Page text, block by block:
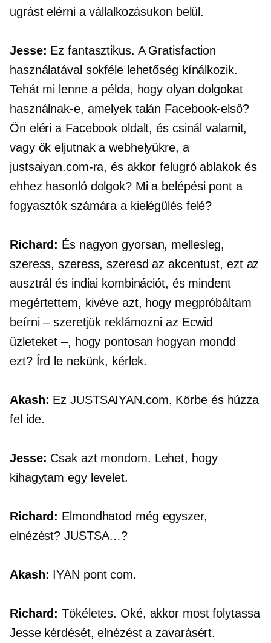
ugrást elérni a vállalkozásukon belül.
Jesse: Ez fantasztikus. A Gratisfaction
használatával sokféle lehetőség kínálkozik.
Tehát mi lenne a példa, hogy olyan dolgokat
használnak-e, amelyek talán Facebook-első?
Ön eléri a Facebook oldalt, és csinál valamit,
vagy ők eljutnak a webhelyükre, a
justsaiyan.com-ra, és akkorfelugró ablakokés
ehhez hasonló dolgok? Mi a belépési pont a
fogyasztók számára a kielégülés felé?
Richard: És nagyon gyorsan, mellesleg,
szeress, szeress, szeresd az akcentust, ezt az
ausztrál és indiai kombinációt, és mindent
megértettem, kivéve azt, hogy megpróbáltam
beírni – szeretjük reklámozni az Ecwid
üzleteket –, hogy pontosan hogyan mondd
ezt? Írd le nekünk, kérlek.
Akash: EzJUSTSAIYAN.com. Körbe és húzza
fel ide.
Jesse: Csak azt mondom. Lehet, hogy
kihagytam egy levelet.
Richard: Elmondhatod még egyszer,
elnézést?JUSTSA…?
Akash: IYAN pont com.
Richard: Tökéletes. Oké, akkor most folytassa
Jesse kérdését, elnézést a zavarásért.